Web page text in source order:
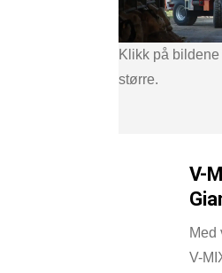
Klikk på
større.
V-
Med
V-